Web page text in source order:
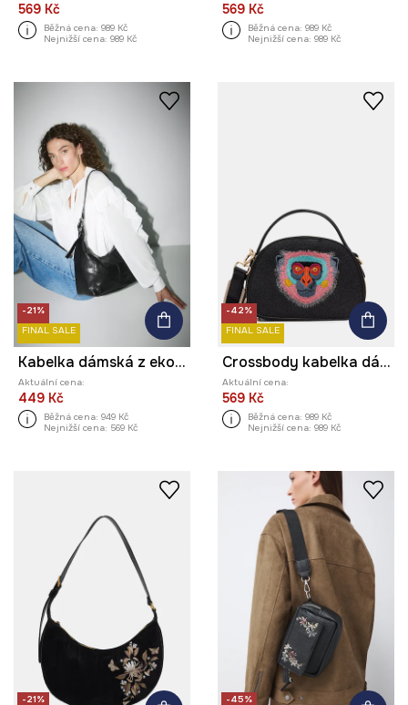
569 Kč
Běžná cena: 989 Kč
Nejnižší cena: 989 Kč
569 Kč
Běžná cena: 989 Kč
Nejnižší cena: 989 Kč
-21%
FINAL SALE
Kabelka dámská z ekokůže
Aktuální cena:
449 Kč
Běžná cena: 949 Kč
Nejnižší cena: 569 Kč
-42%
FINAL SALE
Crossbody kabelka dámská z imitace kůže z kolekce Kit Mizeres x Medicine
Aktuální cena:
569 Kč
Běžná cena: 989 Kč
Nejnižší cena: 989 Kč
-21% -45%